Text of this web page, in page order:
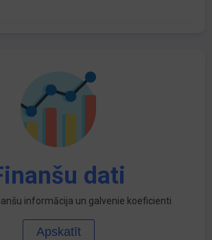
dati
informācija un galvenie koeficienti
Apskatīt